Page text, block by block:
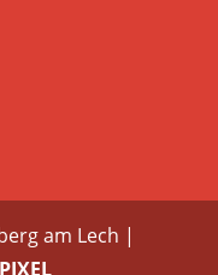
am Lech |